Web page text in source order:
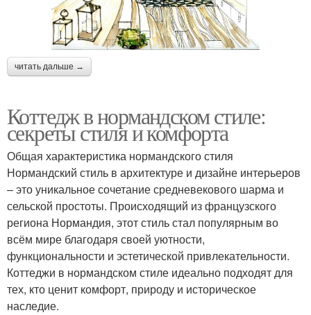
читать дальше →
Коттедж в нормандском стиле:
секреты стиля и комфорта
Общая характеристика нормандского стиля
Нормандский стиль в архитектуре и дизайне интерьеров
– это уникальное сочетание средневекового шарма и
сельской простоты. Происходящий из французского
региона Нормандия, этот стиль стал популярным во
всём мире благодаря своей уютности,
функциональности и эстетической привлекательности.
Коттеджи в нормандском стиле идеально подходят для
тех, кто ценит комфорт, природу и историческое
наследие.